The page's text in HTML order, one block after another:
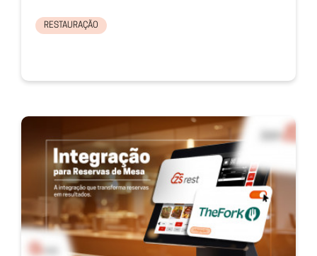
RESTAURAÇÃO